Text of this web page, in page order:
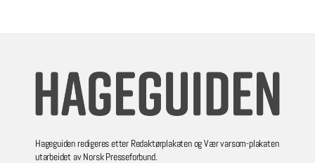
Hageguiden redigeres etter Redaktørplakaten og Vær varsom-plakaten
utarbeidet av Norsk Presseforbund.